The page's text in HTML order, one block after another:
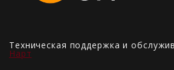
Техническая поддержка и
Нарт